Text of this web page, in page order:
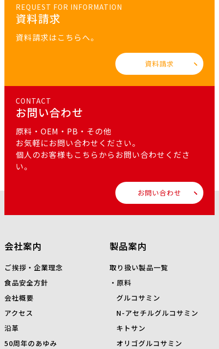
REQUEST FOR INFORMATION
資料請求
資料請求はこちらへ。
資料請求
CONTACT
お問い合わせ
原料・OEM・PB・その他
お気軽にお問い合わせください。
個人のお客様もこちらからお問い合わせくださ
い。
お問い合わせ
会社案内
ご挨拶・企業理念
食品安全方針
会社概要
アクセス
沿革
50周年のあゆみ
製品案内
取り扱い製品一覧
原料
グルコサミン
N-アセチルグルコサミン
キトサン
オリゴグルコサミン